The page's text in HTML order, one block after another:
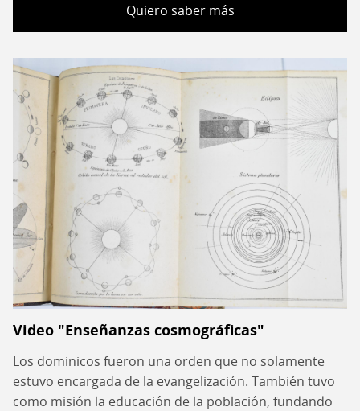
Quiero saber más
Video "Enseñanzas cosmográficas"
Los dominicos fueron una orden que no solamente
estuvo encargada de la evangelización. También tuvo
como misión la educación de la población, fundando